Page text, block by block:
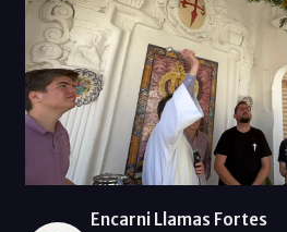
Encarni Llamas Fortes